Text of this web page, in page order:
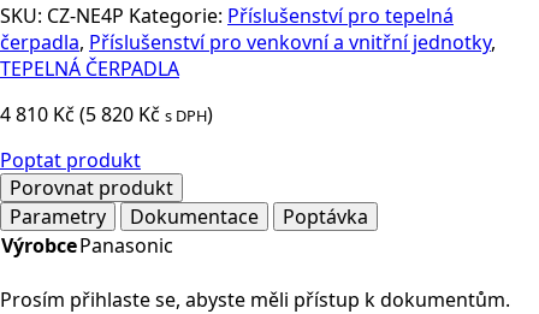
SKU: CZ-NE4P Kategorie: Příslušenství pro tepelná
čerpadla, Příslušenství pro venkovní a vnitřní jednotky,
TEPELNÁ ČERPADLA
4 810 Kč (5 820 Kč s DPH)
Poptat produkt
Porovnat produkt
Parametry
Dokumentace
Poptávka
VýrobcePanasonic
Prosím přihlaste se, abyste měli přístup k dokumentům.